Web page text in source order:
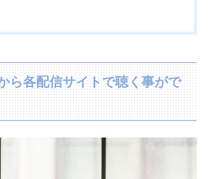
ら各配信サイトで聴く事がで